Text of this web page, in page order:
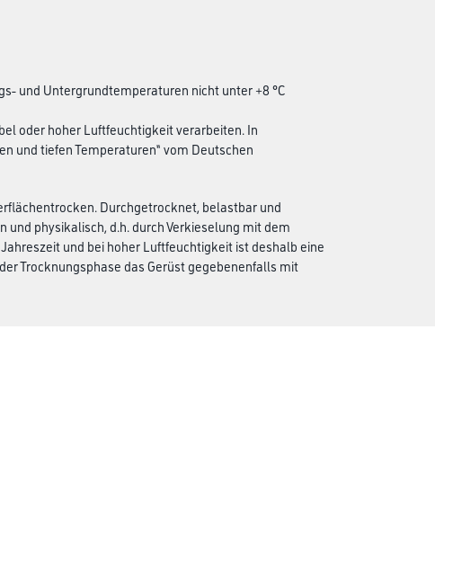
und Untergrundtemperaturen nicht unter +8 °C
oder hoher Luftfeuchtigkeit verarbeiten. In
und tiefen Temperaturen“ vom Deutschen
Durchgetrocknet, belastbar und
physikalisch, d.h. durch Verkieselung mit dem
und bei hoher Luftfeuchtigkeit ist deshalb eine
Trocknungsphase das Gerüst gegebenenfalls mit